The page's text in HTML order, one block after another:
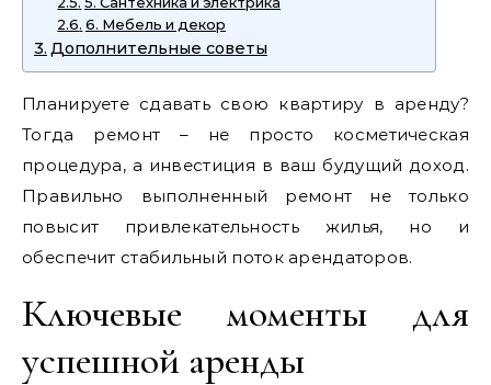
6. Мебель и декор
Дополнительные советы
Планируете сдавать свою квартиру в аренду?
Тогда ремонт – не просто косметическая
процедура, а инвестиция в ваш будущий доход.
Правильно выполненный ремонт не только
повысит привлекательность жилья, но и
обеспечит стабильный поток арендаторов.
Ключевые моменты для
успешной аренды